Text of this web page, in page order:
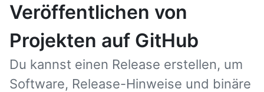
Veröffentlichen von
Projekten auf GitHub
Du kannst einen Release erstellen, um
Software, Release-Hinweise und binäre